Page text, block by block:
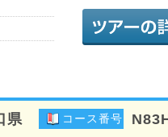
県 コース番号